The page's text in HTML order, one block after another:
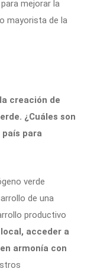
mejorar la
mayorista de la
creación de
¿Cuáles son
para
verde
de una
productivo
acceder a
armonía con